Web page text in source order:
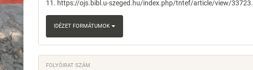
11. https://ojs.bibl.u-szeged.hu/index.php/tntef/article/view/33723.
IDÉZET FORMÁTUMOK
FOLYÓIRAT SZÁM